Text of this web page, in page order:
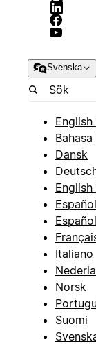
Svenska
English
Dansk
English
Italiano
Norsk
Suomi